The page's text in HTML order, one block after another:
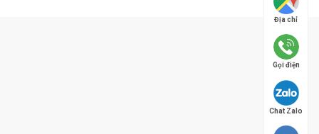
Địa chỉ
Gọi điện
Chat Zalo